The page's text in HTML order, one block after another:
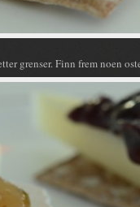
grenser. Finn frem noen